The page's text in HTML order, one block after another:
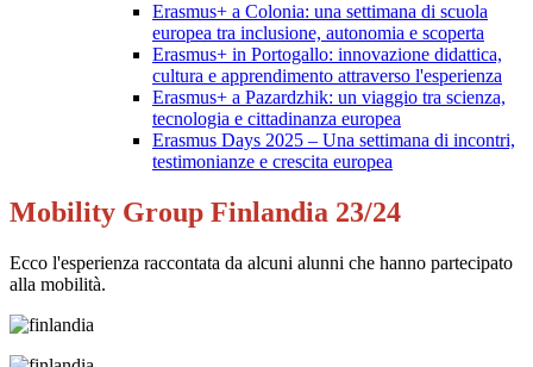
Erasmus+ a Colonia: una settimana di scuola
europea tra inclusione, autonomia e scoperta
Erasmus+ in Portogallo: innovazione didattica,
cultura e apprendimento attraverso l'esperienza
Erasmus+ a Pazardzhik: un viaggio tra scienza,
tecnologia e cittadinanza europea
Erasmus Days 2025 – Una settimana di incontri,
testimonianze e crescita europea
Mobility Group Finlandia 23/24
Ecco l'esperienza raccontata da alcuni alunni che hanno partecipato
alla mobilità.